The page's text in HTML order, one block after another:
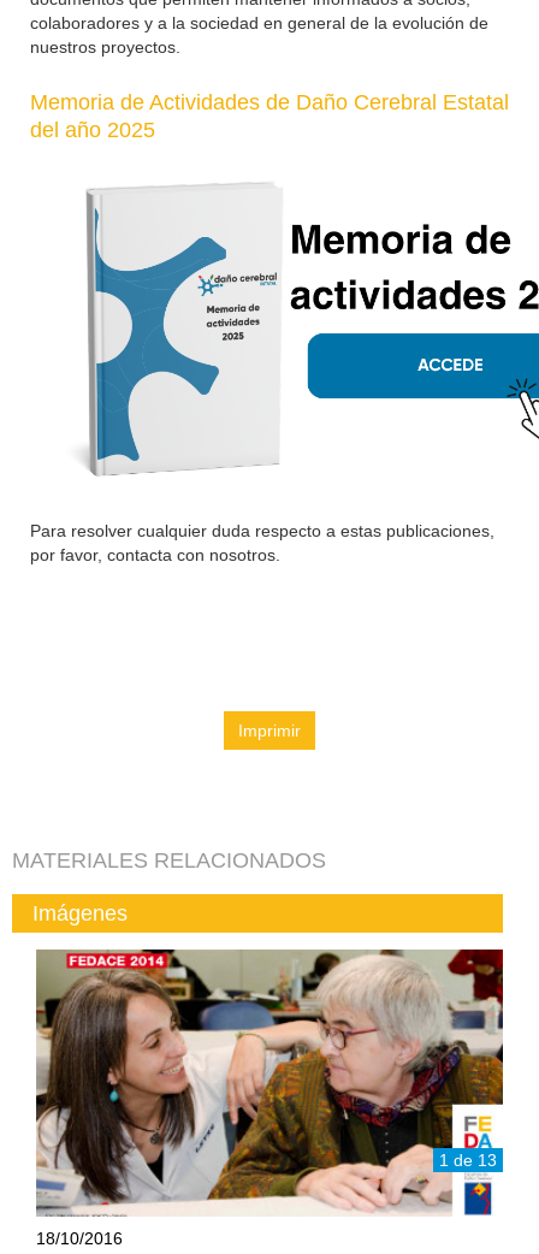
colaboradores y a la sociedad en general de la evolución de
nuestros proyectos.
Memoria de Actividades de Daño Cerebral Estatal
del año 2025
Para resolver cualquier duda respecto a estas publicaciones,
por favor, contacta con nosotros.
Imprimir
MATERIALES RELACIONADOS
Imágenes
1 de 13
18/10/2016